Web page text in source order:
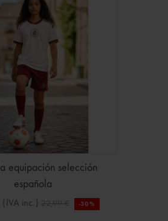
equipación selección
española
(IVA inc.) 22,99 € -30%